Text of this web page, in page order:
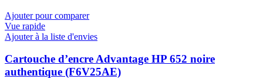
Ajouter pour comparer
Vue rapide
Ajouter à la liste d'envies
Cartouche d’encre Advantage HP 652 noire
authentique (F6V25AE)